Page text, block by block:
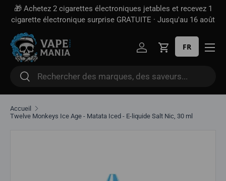
Aller directement au contenu
🎁 Achetez 2 cigarettes électroniques jetables et recevez 1
cigarette électronique surprise GRATUITE · Jusqu'au 16 août
Rechercher
Rechercher
Se connecter
Panier
FR
Accueil
Twelve Monkeys Ice Age - Matata Iced - E-liquide Salt Nic, 30 ml